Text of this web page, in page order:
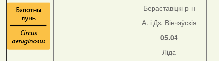
Бераставіцкі р-н
А. і Дз. Вінчэўскія
05.04
Ліда